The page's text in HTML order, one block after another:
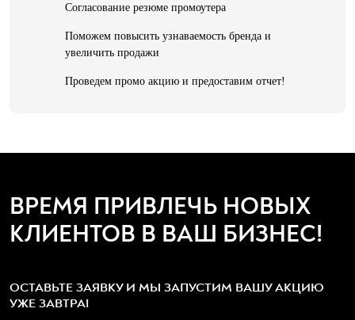
Согласование резюме промоутера
Поможем повысить узнаваемость бренда и
увеличить продажи
Проведем промо акцию и предоставим отчет!
ВРЕМЯ ПРИВЛЕЧЬ НОВЫХ
КЛИЕНТОВ В ВАШ БИЗНЕС!
ОСТАВЬТЕ ЗАЯВКУ И МЫ ЗАПУСТИМ ВАШУ АКЦИЮ
УЖЕ ЗАВТРА!